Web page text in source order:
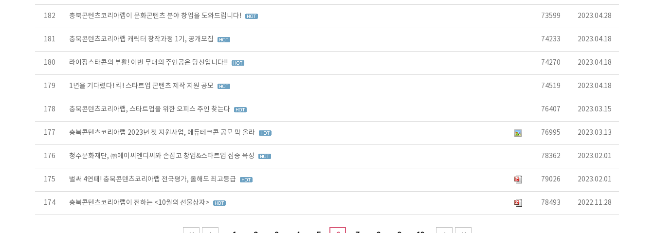
182 충북콘텐츠코리아랩이 문화콘텐츠 분야 창업을 도와드립니다! 73599 2023.04.28
181 충북콘텐츠코리아랩 캐릭터 창작과정 1기, 공개모집 74233 2023.04.18
180 라이징스타콘의 부활! 이번 무대의 주인공은 당신입니다!! 74270 2023.04.18
179 1년을 기다렸다! 킥! 스타트업 콘텐츠 제작 지원 공모 74519 2023.04.18
178 충북콘텐츠코리아랩, 스타트업을 위한 오피스 주인 찾는다 76407 2023.03.15
177 충북콘텐츠코리아랩 2023년 첫 지원사업, 에듀테크콘 공모 막 올라 76995 2023.03.13
176 청주문화재단, ㈜에이씨엔디씨와 손잡고 창업&스타트업 집중 육성 78362 2023.02.01
175 벌써 4연패! 충북콘텐츠코리아랩 전국평가, 올해도 최고등급 79026 2023.02.01
174 충북콘텐츠코리아랩이 전하는 <10월의 선물상자> 78493 2022.11.28